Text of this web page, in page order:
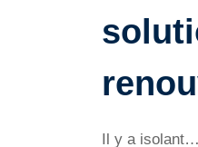
Il y a